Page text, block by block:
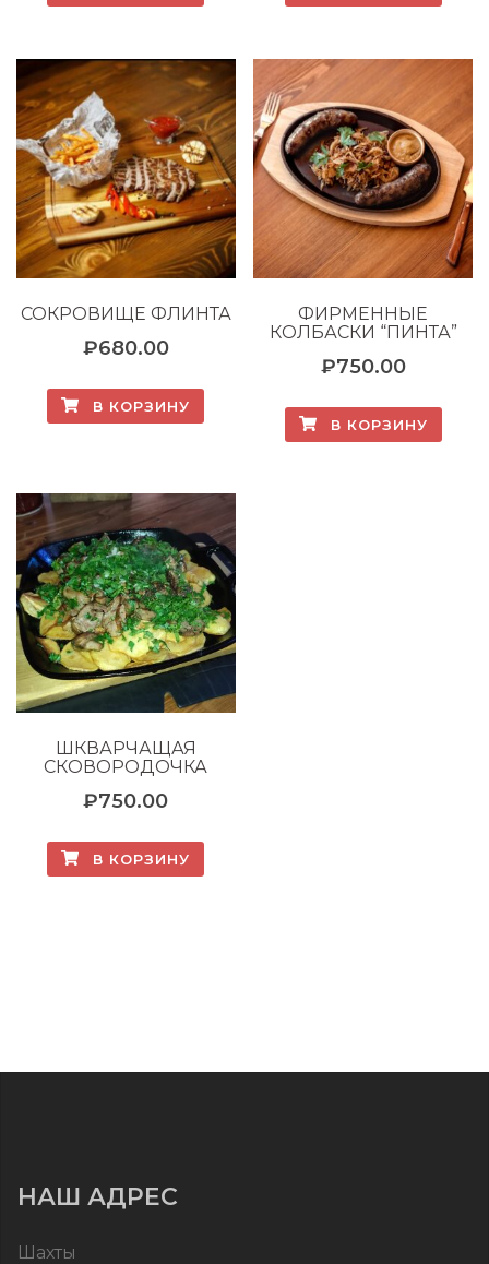
СОКРОВИЩЕ ФЛИНТА
₽680.00
В КОРЗИНУ
ФИРМЕННЫЕ
КОЛБАСКИ “ПИНТА”
₽750.00
В КОРЗИНУ
ШКВАРЧАЩАЯ
СКОВОРОДОЧКА
₽750.00
В КОРЗИНУ
НАШ АДРЕС
Шахты